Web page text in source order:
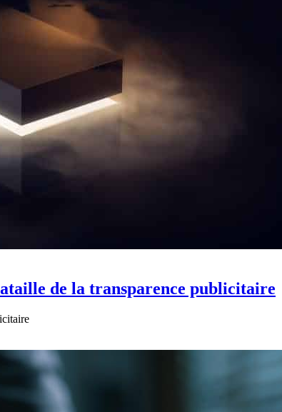
de la transparence publicitaire